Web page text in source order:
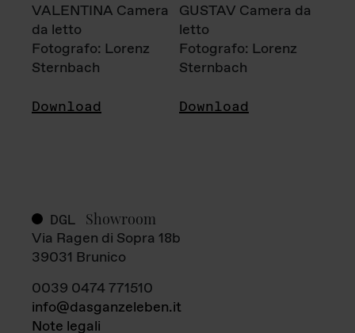
VALENTINA Camera
da letto
Fotografo: Lorenz
Sternbach
Download
GUSTAV Camera da
letto
Fotografo: Lorenz
Sternbach
Download
DGL Showroom
Via Ragen di Sopra 18b
39031 Brunico
0039 0474 771510
info@dasganzeleben.it
Note legali